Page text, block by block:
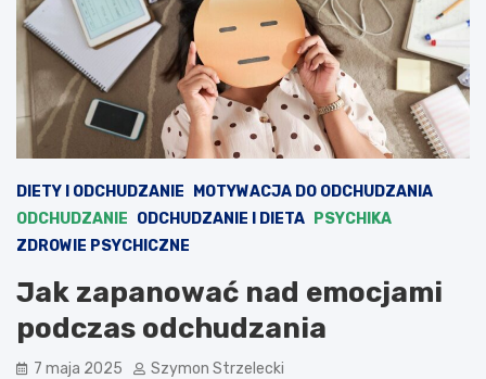
DIETY I ODCHUDZANIE
MOTYWACJA DO ODCHUDZANIA
ODCHUDZANIE ODCHUDZANIE I DIETA
PSYCHIKA
ZDROWIE PSYCHICZNE
Jak zapanować nad emocjami
podczas odchudzania
7 maja 2025 Szymon Strzelecki